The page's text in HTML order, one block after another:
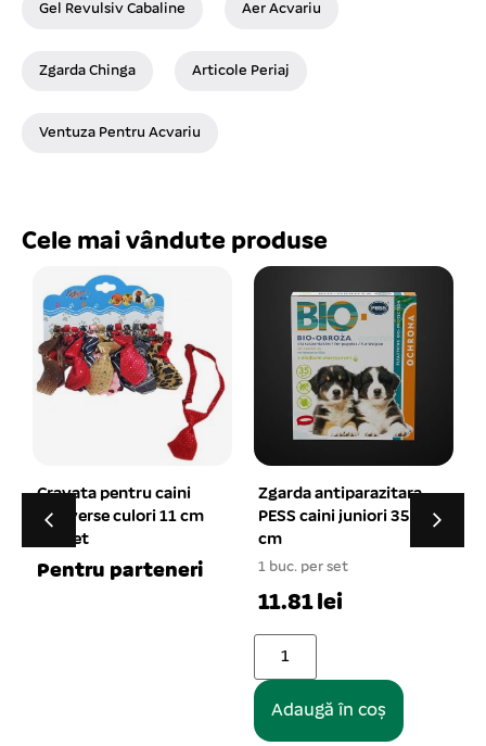
Gel Revulsiv Cabaline Aer Acvariu
Zgarda Chinga Articole Periaj
Ventuza Pentru Acvariu
Cele mai vândute produse
caini
11 cm
Zgarda antiparazitara
PESS caini juniori 35
1 buc. per set
Adaugă în coș
Castron
patrat simplu
1 buc. per set
Adaugă în